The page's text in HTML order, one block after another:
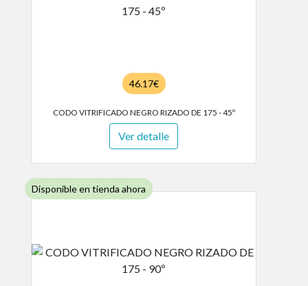
46.17€
CODO VITRIFICADO NEGRO RIZADO DE 175 - 45º
Ver detalle
Disponible en tienda ahora